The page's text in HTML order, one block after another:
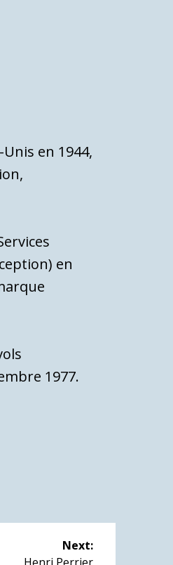
en 1944,
en
1977.
Next:
Next